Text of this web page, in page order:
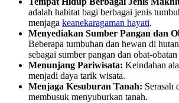
adalah habitat bagi berbagai jenis
menjaga keanekaragaman hayati.
Menyediakan Sumber Pangan dan
Beberapa tumbuhan dan hewan di
sebagai sumber pangan dan obat-
Menunjang Pariwisata: Keindahan
menjadi daya tarik wisata.
Menjaga Kesuburan Tanah: Serasah
membusuk menyuburkan tanah.